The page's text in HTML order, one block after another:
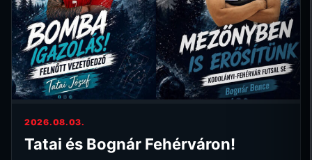
2026.08.03.
Tatai és Bognár Fehérváron!